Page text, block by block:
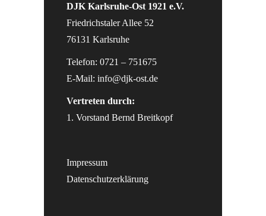
DJK Karlsruhe-Ost 1921 e.V.
Friedrichstaler Allee 52
76131 Karlsruhe
Telefon: 0721 – 751675
E-Mail: info@djk-ost.de
Vertreten durch:
1. Vorstand Bernd Breitkopf
Impressum
Datenschutzerklärung